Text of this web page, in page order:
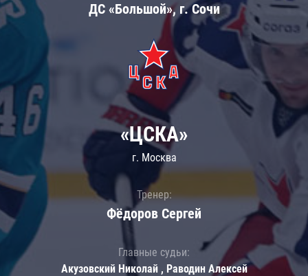
ДС «Большой», г. Сочи
«ЦСКА»
г. Москва
Тренер:
Фёдоров Сергей
Главные судьи:
Акузовский Николай , Раводин Алексей